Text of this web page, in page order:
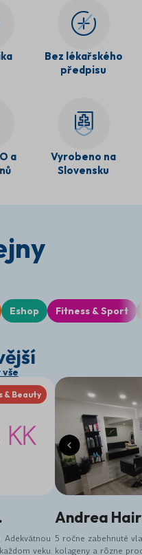
Bez lékařského
předpisu
a
Vyrobeno na
Slovensku
Eshop Fitness & Sport
& Beauty
Adekvátnou
veku.
Andrea
5 ročne zabehnuté
kolageny a rôzne